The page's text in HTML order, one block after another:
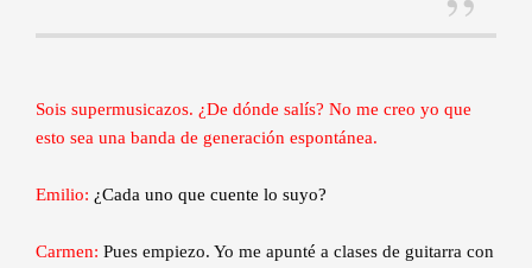
Sois supermusicazos. ¿De dónde salís? No me creo yo que
esto sea una banda de generación espontánea.
Emilio: ¿Cada uno que cuente lo suyo?
Carmen: Pues empiezo. Yo me apunté a clases de guitarra con